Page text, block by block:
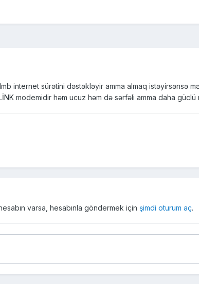
internet sürətini dəstəkləyir amma almaq istəyirsənsə
modemidir həm ucuz həm də sərfəli amma daha
varsa, hesabınla göndermek için şimdi oturum aç.